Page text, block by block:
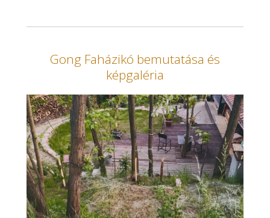
Gong Faházikó bemutatása és
képgaléria